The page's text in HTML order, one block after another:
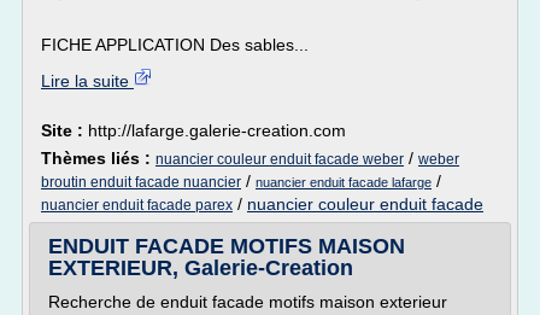
FICHE APPLICATION Des sables...
Lire la suite
Site : http://lafarge.galerie-creation.com
Thèmes liés : nuancier couleur enduit facade weber / weber
broutin enduit facade nuancier / nuancier enduit facade lafarge /
nuancier enduit facade parex / nuancier couleur enduit facade
ENDUIT FACADE MOTIFS MAISON
EXTERIEUR, Galerie-Creation
Recherche de enduit facade motifs maison exterieur